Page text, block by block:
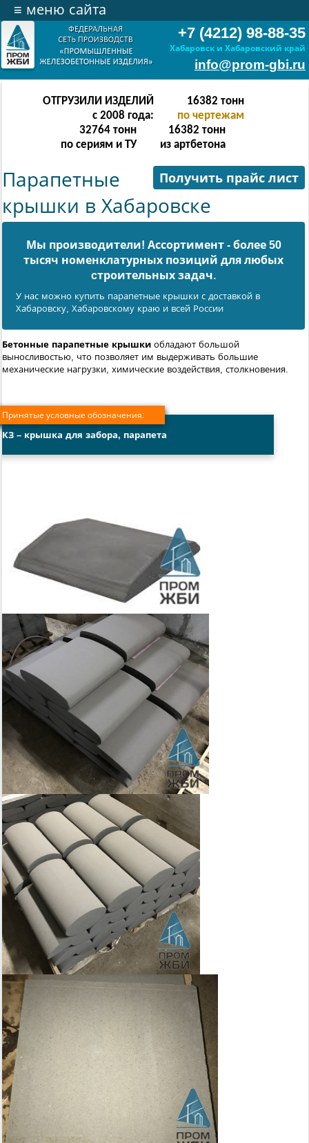
+7 (4212) 98-88-35
Хабаровск и Хабаровский край
info@prom-gbi.ru
≡ меню сайта
ОТГРУЗИЛИ ИЗДЕЛИЙ
с 2008 года:
32766 тонн
по чертежам
65532 тонн
по сериям и ТУ
32766 тонн
из артбетона
Получить прайс лист
Парапетные
крышки в Хабаровске
Мы производители! Ассортимент - более 50
тысяч номенклатурных позиций для любых
cтроительных задач.
У нас можно купить парапетные крышки с доставкой в
Хабаровску, Хабаровскому краю и всей России
Бетонные парапетные крышки обладают большой
выносливостью, что позволяет им выдерживать большие
механические нагрузки, химические воздействия, столкновения.
Принятые условные обозначения:
КЗ – крышка для забора, парапета